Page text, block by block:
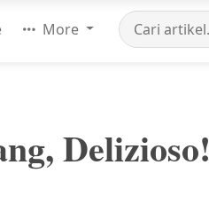
More
Delizioso!